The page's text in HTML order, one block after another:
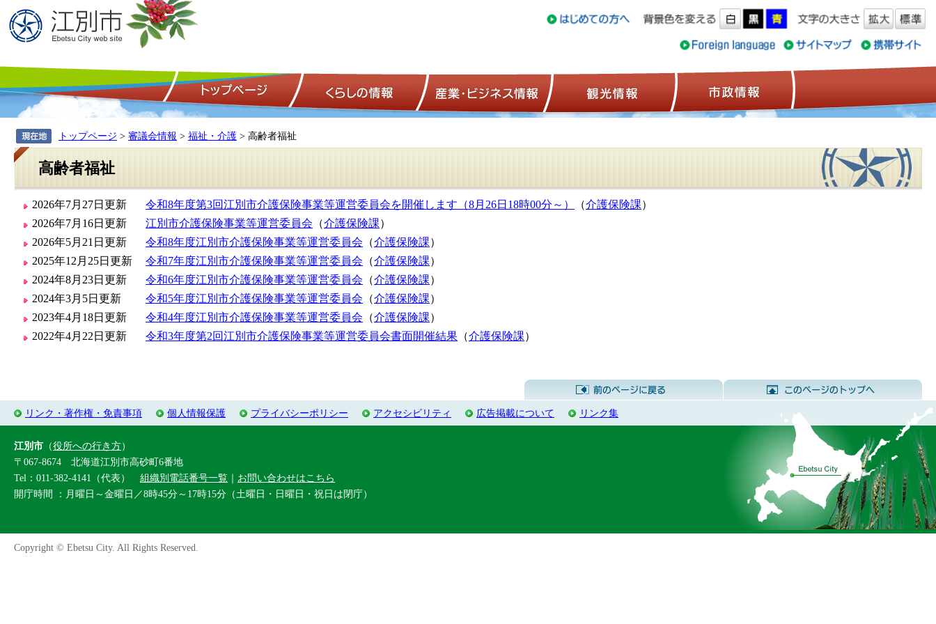
トップページ くらしの情報 産業・ビジネス情報 観光情報
トップページ > 審議会情報 > 福祉・介護 > 高齢者福祉
高齢者福祉
2026年7月27日更新 令和8年度第3回江別市介護保険事業等運営委員会を開催します（8月26日18時00分～） （介護保険課）
2026年7月16日更新
江別市介護保険事業等運営委員会 （介護保険課）
2026年5月21日更新
令和8年度江別市介護保険事業等運営委員会 （介護保険課）
2025年12月25日更新
令和7年度江別市介護保険事業等運営委員会 （介護保険課）
2024年8月23日更新
令和6年度江別市介護保険事業等運営委員会 （介護保険課）
2024年3月5日更新
令和5年度江別市介護保険事業等運営委員会 （介護保険課）
2023年4月18日更新
令和4年度江別市介護保険事業等運営委員会 （介護保険課）
2022年4月22日更新
令和3年度第2回江別市介護保険事業等運営委員会書面開催結果 （介護保険課）
前のページに戻る
リンク・著作権・免責事項 個人情報保護 プライバシーポリシー アクセシビリティ 広告掲載について リンク集
江別市 （役所への行き方）
〒067-8674 北海道江別市高砂町6番地
Tel：011-382-4141（代表） 組織別電話番号一覧 ｜ お問い合わせはこちら
開庁時間 ：月曜日～金曜日／8時45分～17時15分（土曜日・日曜日・祝日は閉庁）
Copyright © Ebetsu City. All Rights Reserved.